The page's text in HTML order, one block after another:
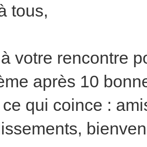
tous,
votre rencontre
après 10
qui coince :